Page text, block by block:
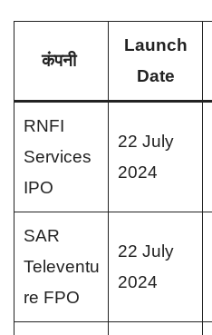
कंपनी
Launch
Date
RNFI
Services
IPO
22 July
2024
SAR
Televentu
re FPO
22 July
2024